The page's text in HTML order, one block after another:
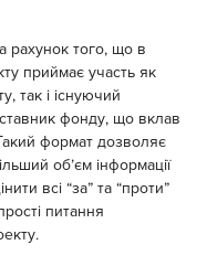
рахунок того, що в
приймає участь як
так і існуючий
фонду, що вклав
формат дозволяє
об’єм інформації
всі “за” та “проти”
питання